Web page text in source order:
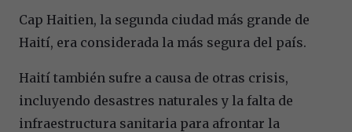
Cap Haitien, la segunda ciudad más grande de
Haití, era considerada la más segura del país.
Haití también sufre a causa de otras crisis,
incluyendo desastres naturales y la falta de
infraestructura sanitaria para afrontar la